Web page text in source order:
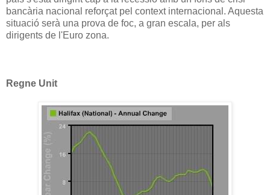
bancària nacional reforçat pel context internacional. Aquesta
situació serà una prova de foc, a gran escala, per als
dirigents de l'Euro zona.
Regne Unit